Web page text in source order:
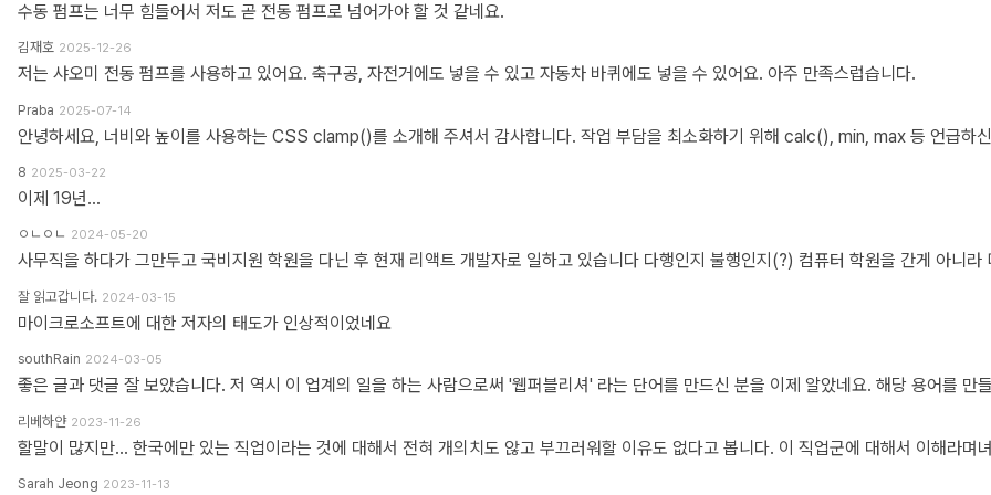
수동 펌프는 너무 힘들어서 저도 곧 전동 펌프로 넘어가야 할 것 같네요.
김재호 2025-12-26
저는 샤오미 전동 펌프를 사용하고 있어요. 축구공, 자전거에도 넣을 수 있고 자동차 바퀴에도 넣을 수 있어요. 아주 만족스럽습니다.
Praba 2025-07-14
8 2025-03-22
이제 19년...
ㅇㄴㅇㄴ 2024-05-20
잘 읽고갑니다. 2024-03-15
마이크로소프트에 대한 저자의 태도가 인상적이었네요
southRain 2024-03-05
리베하얀 2023-11-26
Sarah Jeong 2023-11-13